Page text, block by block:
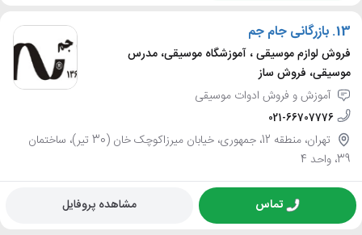
13. بازرگانی جام جم
فروش لوازم موسیقی ، آموزشگاه موسیقی، مدرس
موسیقی، فروش ساز
آموزش و فروش ادوات موسیقی
021-66707776
تهران، منطقه 12، جمهوری، خیابان میرزاکوچک خان (30 تیر)، ساختمان
39، واحد 4
تماس مشاهده پروفایل